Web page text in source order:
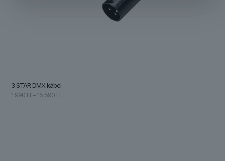
3 STAR DMX kábel
1 990 Ft – 15 590 FtÁrtartomány: